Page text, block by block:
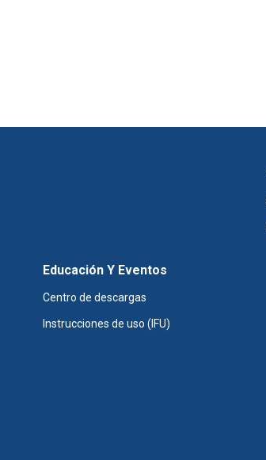
Educación Y Eventos
Centro de descargas
Instrucciones de uso (IFU)